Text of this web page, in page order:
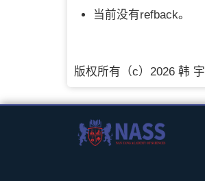
当前没有refback。
版权所有（c）2026 韩 宇